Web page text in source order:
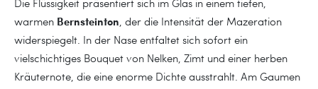
Die Flüssigkeit präsentiert sich im Glas in einem tiefen,
warmen Bernsteinton, der die Intensität der Mazeration
widerspiegelt. In der Nase entfaltet sich sofort ein
vielschichtiges Bouquet von Nelken, Zimt und einer herben
Kräuternote, die eine enorme Dichte ausstrahlt. Am Gaumen